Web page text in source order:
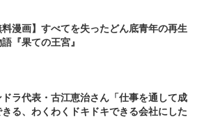
料漫画】すべてを失ったどん底青年の再生
『果ての王宮』
ドラ代表・古江恵治さん「仕事を通して成
きる、わくわくドキドキできる会社にした